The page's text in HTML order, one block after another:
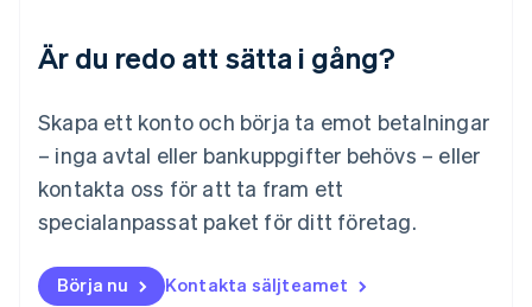
Är du redo att sätta i gång?
Skapa ett konto och börja ta emot betalningar
– inga avtal eller bankuppgifter behövs – eller
kontakta oss för att ta fram ett
specialanpassat paket för ditt företag.
Börja nu Kontakta säljteamet
Malaysia
English
Mexiko
Nederländerna
NederlandsEnglish
English
Nya Zeeland